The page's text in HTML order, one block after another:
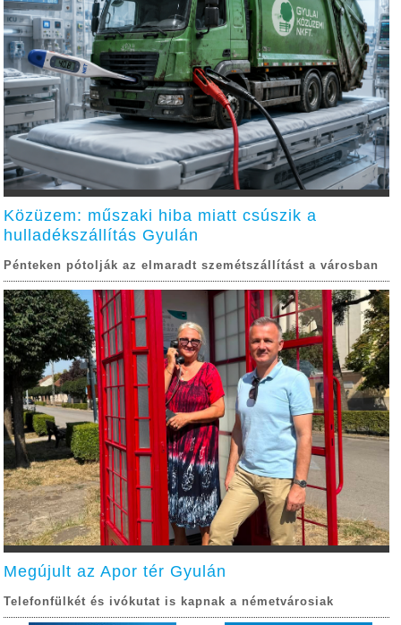
Közüzem: műszaki hiba miatt csúszik a
hulladékszállítás Gyulán
Pénteken pótolják az elmaradt szemétszállítást a városban
Megújult az Apor tér Gyulán
Telefonfülkét és ivókutat is kapnak a németvárosiak